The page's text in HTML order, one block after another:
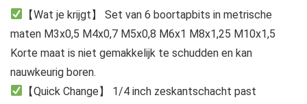
【Wat je krijgt】 Set van 6 boortapbits in metrische
maten M3x0,5 M4x0,7 M5x0,8 M6x1 M8x1,25 M10x1,5
Korte maat is niet gemakkelijk te schudden en kan
nauwkeurig boren.
【Quick Change】 1/4 inch zeskantschacht past